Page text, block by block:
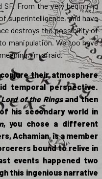
SF. From the very beginning
superintelligence, and have
destroys the possibility of
manipulation. We too have
I’m afraid.
their atmosphere
temporal perspective.
Lord of the Ringsand then
his secondary world in
, you chose a different
Achamian, is a member
bound to relive in
events happened two
this ingenious narrative